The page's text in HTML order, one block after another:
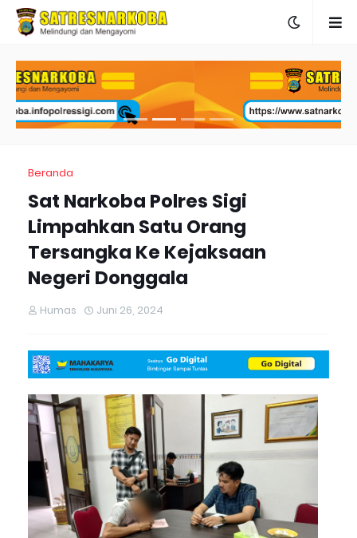
Beranda
Sat Narkoba Polres Sigi
Limpahkan Satu Orang
Tersangka Ke Kejaksaan
Negeri Donggala
Humas Juni 26, 2024